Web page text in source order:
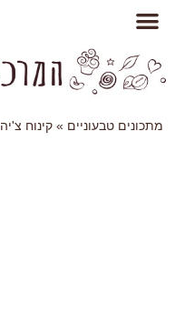
מתכונים טבעוניים »קינוח צ'יה